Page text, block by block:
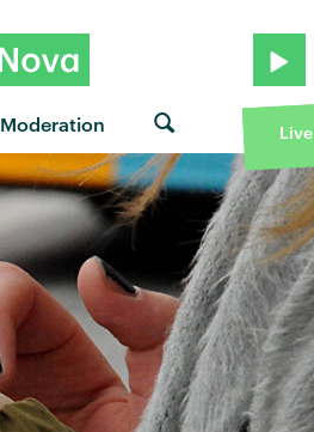
Moderation Live